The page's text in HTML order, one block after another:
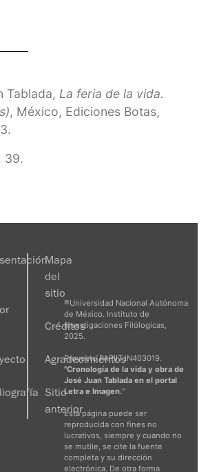
Tablada, La feria de la vida.
, México, Ediciones Botas,
39.
Mapa
del
sitio
Créditos
Agradecimientos
Sitio
anterior
®Universidad Nacional Autónoma
de México. Instituto de
Investigaciones Filólogicas,
2025.
Proyecto PAPIIT IN403019.
"Cronología de la vida y obra de
José Juan Tablada en el portal
Letra e Imagen."
Esta página puede ser
reproducida con fines no
lucrativos, siempre y cuando no
se mutile, se cite la fuente
completa y su dirección
electrónica. De otra forma